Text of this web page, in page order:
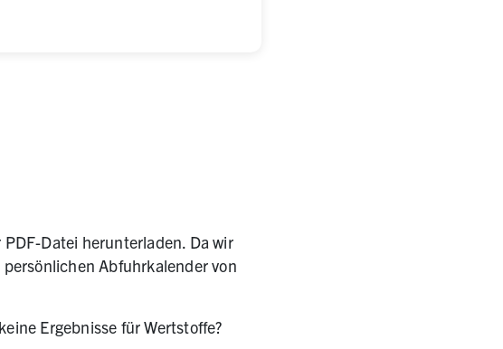
Datei herunterladen. Da wir
Abfuhrkalender von
Ergebnisse für Wertstoffe?